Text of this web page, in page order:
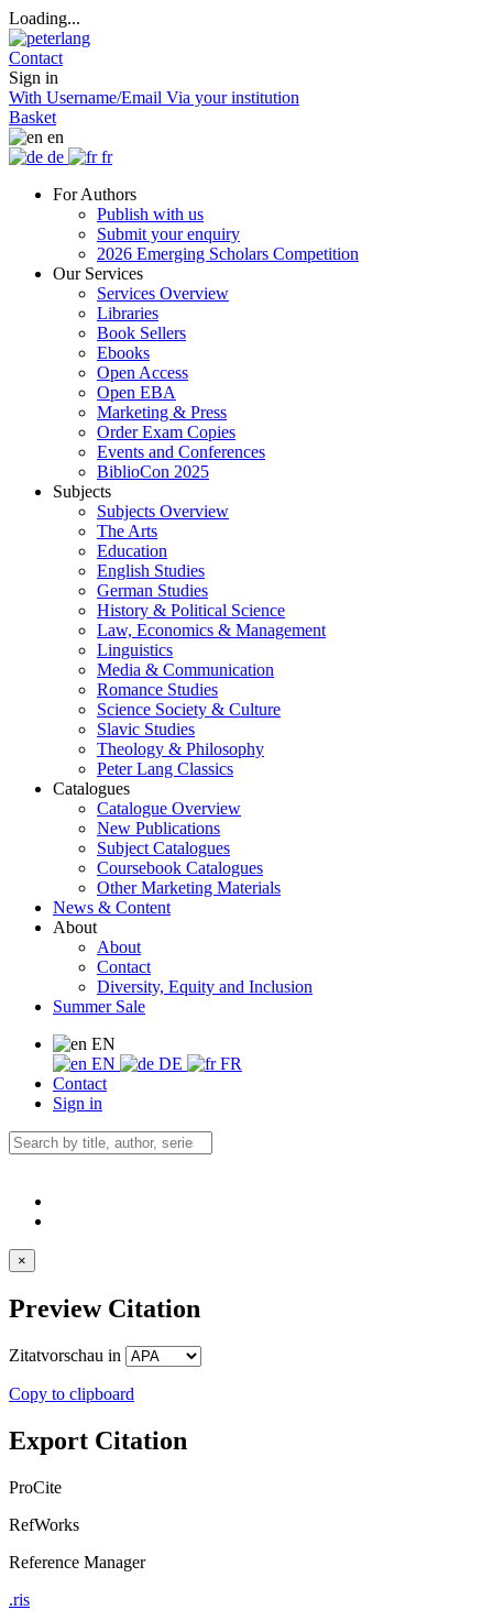
Loading...
Contact
Sign in
With Username/Email Via your institution
Basket
en
de
fr
For Authors
Publish with us
Submit your enquiry
2026 Emerging Scholars Competition
Our Services
Services Overview
Libraries
Book Sellers
Ebooks
Open Access
Open EBA
Marketing & Press
Order Exam Copies
Events and Conferences
BiblioCon 2025
Subjects
Subjects Overview
The Arts
Education
English Studies
German Studies
History & Political Science
Law, Economics & Management
Linguistics
Media & Communication
Romance Studies
Science Society & Culture
Slavic Studies
Theology & Philosophy
Peter Lang Classics
Catalogues
Catalogue Overview
New Publications
Subject Catalogues
Coursebook Catalogues
Other Marketing Materials
News & Content
About
About
Contact
Diversity, Equity and Inclusion
Summer Sale
EN
EN
DE
FR
Contact
Sign in
×
Preview Citation
Zitatvorschau in
Copy to clipboard
Export Citation
ProCite
RefWorks
Reference Manager
.ris